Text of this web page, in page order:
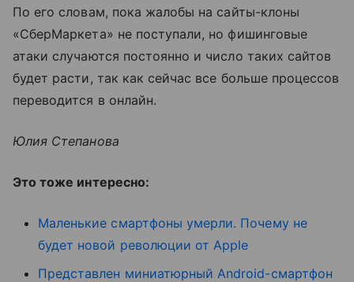
По его словам, пока жалобы на сайты-клоны
«СберМаркета» не поступали, но фишинговые
атаки случаются постоянно и число таких сайтов
будет расти, так как сейчас все больше процессов
переводится в онлайн.
Юлия Степанова
Это тоже интересно:
Маленькие смартфоны умерли. Почему не
будет новой революции от Apple
Представлен миниатюрный Android-смартфон